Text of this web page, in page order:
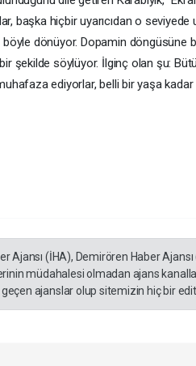
başka hiçbir uyarıcıdan o
dönüyor. Dopamin döngüsüne
şekilde söylüyor. İlginç olan şu:
ediyorlar, belli bir yaşa
Ajansı (İHA), Demirören Haber
müdahalesi olmadan ajans
ajanslar olup sitemizin hiç bir